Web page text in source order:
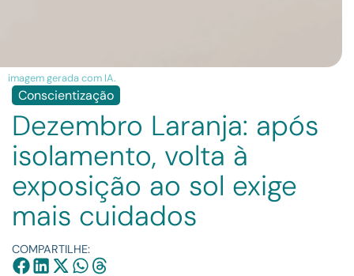
imagem gerada com IA.
Conscientização
Dezembro Laranja: após
isolamento, volta à
exposição ao sol exige
mais cuidados
COMPARTILHE: